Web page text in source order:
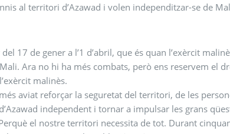
al territori d’Azawad i volen independitzar-se de
17 de gener a l’1 d’abril, que és quan l’exèrcit
Ara no hi ha més combats, però ens reservem el
malinès.
aviat reforçar la seguretat del territori, de les
independent i tornar a impulsar les grans
el nostre territori necessita de tot. Durant